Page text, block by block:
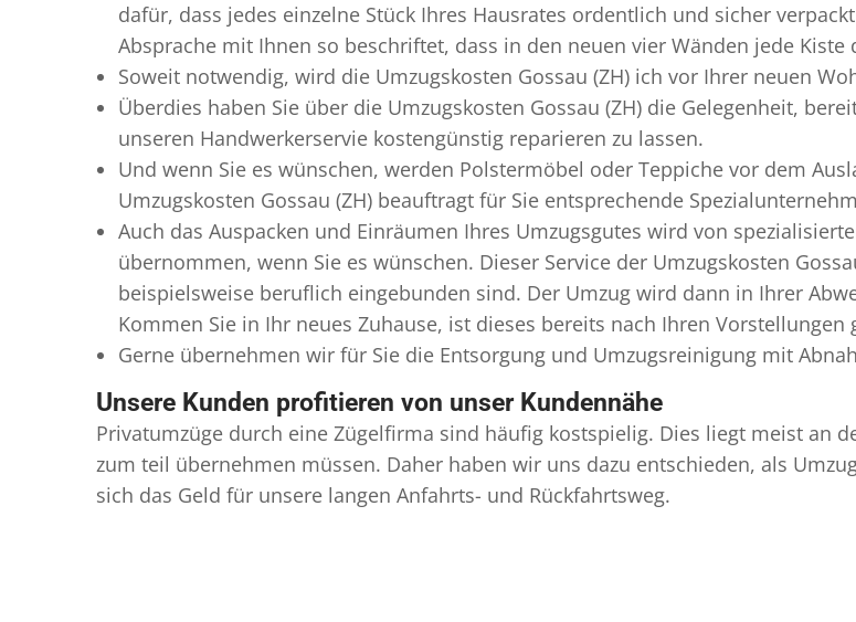
dafür, dass jedes einzelne Stück Ihres Hausrates ordentlich und sicher
Absprache mit Ihnen so beschriftet, dass in den neuen vier Wänden jede
Soweit notwendig, wird die Umzugskosten Gossau (ZH) ich vor Ihrer neuen
Überdies haben Sie über die Umzugskosten Gossau (ZH) die Gelegenheit,
unseren Handwerkerservie kostengünstig reparieren zu lassen.
Und wenn Sie es wünschen, werden Polstermöbel oder Teppiche vor dem
Umzugskosten Gossau (ZH) beauftragt für Sie entsprechende
Auch das Auspacken und Einräumen Ihres Umzugsgutes wird von
übernommen, wenn Sie es wünschen. Dieser Service der Umzugskosten
beispielsweise beruflich eingebunden sind. Der Umzug wird dann in Ihrer
Kommen Sie in Ihr neues Zuhause, ist dieses bereits nach Ihren
Gerne übernehmen wir für Sie die Entsorgung und Umzugsreinigung mit
Unsere Kunden profitieren von unser Kundennähe
Privatumzüge durch eine Zügelfirma sind häufig kostspielig. Dies liegt meist an
zum teil übernehmen müssen. Daher haben wir uns dazu entschieden, als
sich das Geld für unsere langen Anfahrts- und Rückfahrtsweg.